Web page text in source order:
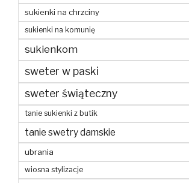
sukienki na chrzciny
sukienki na komunię
sukienkom
sweter w paski
sweter świąteczny
tanie sukienki z butik
tanie swetry damskie
ubrania
wiosna stylizacje